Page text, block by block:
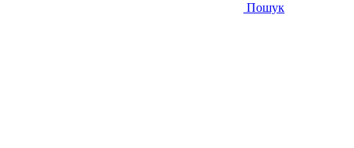
Пошук